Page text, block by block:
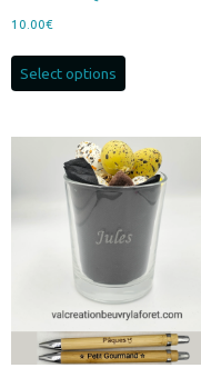
10.00€
Select options